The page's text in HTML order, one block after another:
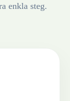
enkla steg.